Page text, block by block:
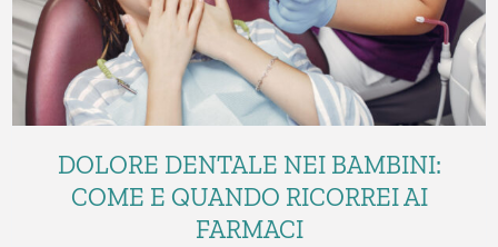
DOLORE DENTALE NEI BAMBINI:
COME E QUANDO RICORREI AI
FARMACI